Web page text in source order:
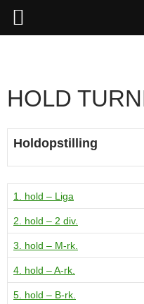
HOLD
Holdopstilling
1. hold – Liga
2. hold – 2 div.
3. hold – M-rk.
4. hold – A-rk.
5. hold – B-rk.